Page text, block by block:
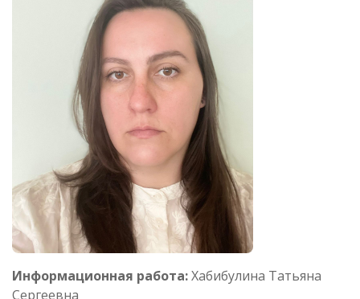
Информационная работа:Хабибулина Татьяна
Сергеевна